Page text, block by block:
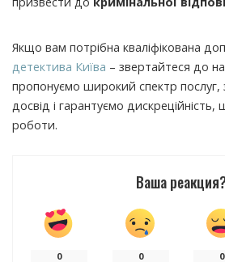
Якщо вам потрібна кваліфікована
детектива Київа – звертайтеся до
пропонуємо широкий спектр послуг,
досвід і гарантуємо дискреційність,
роботи.
Ваша
0 0 0